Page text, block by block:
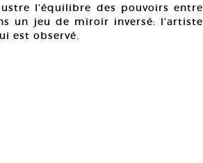
l’équilibre des pouvoirs entre
un jeu de miroir inversé: l’artiste
est observé.